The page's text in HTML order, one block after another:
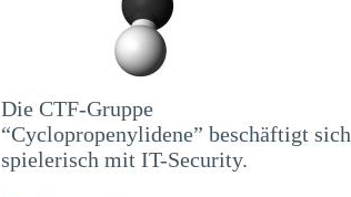
Die CTF-Gruppe
“Cyclopropenylidene” beschäftigt sich
spielerisch mit IT-Security.